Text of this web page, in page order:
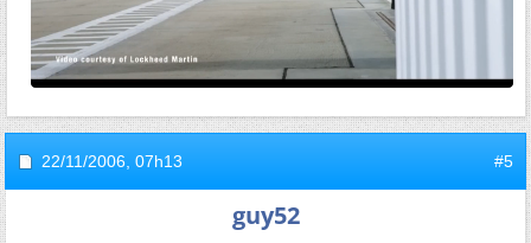
22/11/2006, 07h13 #5
guy52